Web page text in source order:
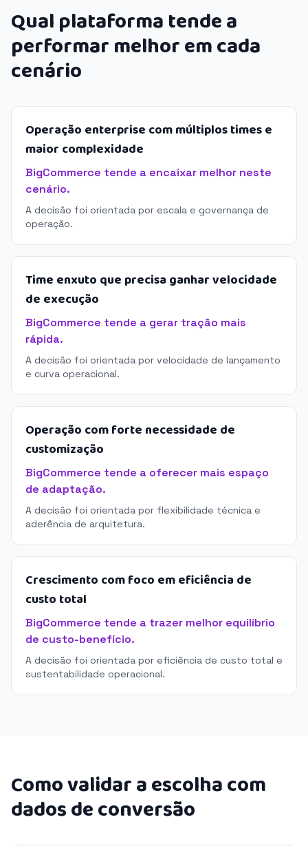
Qual plataforma tende a
performar melhor em cada
cenário
Operação enterprise com múltiplos times e
maior complexidade
BigCommerce tende a encaixar melhor neste
cenário.
A decisão foi orientada por escala e governança de
operação.
Time enxuto que precisa ganhar velocidade
de execução
BigCommerce tende a gerar tração mais
rápida.
A decisão foi orientada por velocidade de lançamento
e curva operacional.
Operação com forte necessidade de
customização
BigCommerce tende a oferecer mais espaço
de adaptação.
A decisão foi orientada por flexibilidade técnica e
aderência de arquitetura.
Crescimento com foco em eficiência de
custo total
BigCommerce tende a trazer melhor equilíbrio
de custo-benefício.
A decisão foi orientada por eficiência de custo total e
sustentabilidade operacional.
Como validar a escolha com
dados de conversão